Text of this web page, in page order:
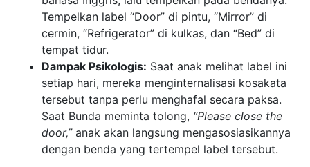
Tempelkan label “Door” di pintu, “Mirror” di
cermin, “Refrigerator” di kulkas, dan “Bed” di
tempat tidur.
Dampak Psikologis: Saat anak melihat label ini
setiap hari, mereka menginternalisasi kosakata
tersebut tanpa perlu menghafal secara paksa.
Saat Bunda meminta tolong, “Please close the
door,”anak akan langsung mengasosiasikannya
dengan benda yang tertempel label tersebut.